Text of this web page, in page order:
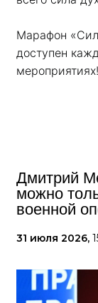
Марафон
доступен
мероприятиях!
Дмитрий
можно
военной
31 июля 2026,